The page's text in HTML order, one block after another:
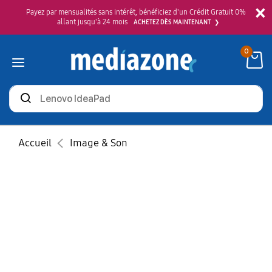
×
Payez par mensualités sans intérêt, bénéficiez d'un Crédit Gratuit 0%
allant jusqu'à 24 mois
ACHETEZ DÈS MAINTENANT
Rechercher
des
produits
0
Accueil Image & Son